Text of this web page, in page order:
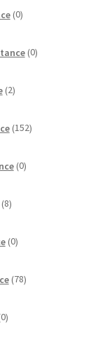
0izdelkov
0izdelkov
2izdelka
152izdelkov
0izdelkov
8izdelkov
0izdelkov
78izdelkov
0izdelkov